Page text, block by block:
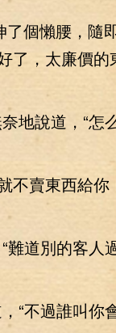
個懶腰，隨
了，太廉價的
說道，“怎
賣東西給你
道別的客人
不過誰叫你